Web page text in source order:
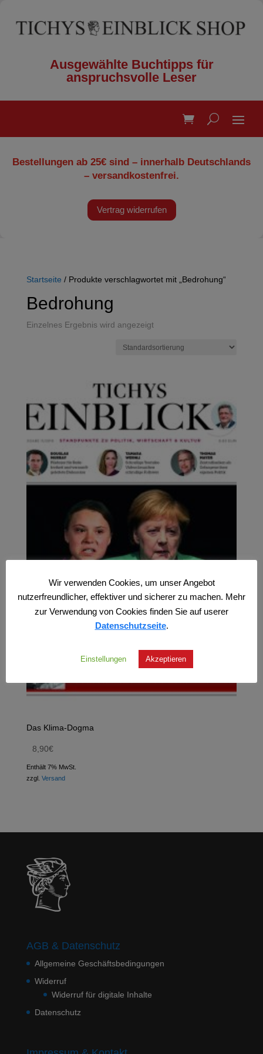
Ausgewählte Buchtipps für
anspruchsvolle Leser
Bestellungen ab 25€ sind – innerhalb Deutschlands
– versandkostenfrei.
Vertrag widerrufen
Startseite / Produkte verschlagwortet mit „Bedrohung“
Bedrohung
Einzelnes Ergebnis wird angezeigt
Das Klima-Dogma
8,90€
Enthält 7% MwSt.
zzgl. Versand
AGB & Datenschutz
Allgemeine Geschäftsbedingungen
Widerruf
Widerruf für digitale Inhalte
Datenschutz
Wir verwenden Cookies, um unser Angebot
nutzerfreundlicher, effektiver und sicherer zu machen. Mehr
zur Verwendung von Cookies finden Sie auf userer
Datenschutzseite.
Einstellungen Akzeptieren